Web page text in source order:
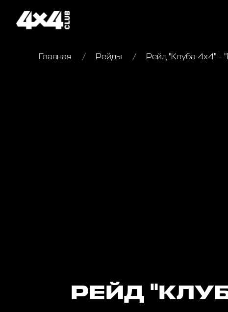
Главная Рейды Рейд "Клуба 4х4" -
РЕЙД